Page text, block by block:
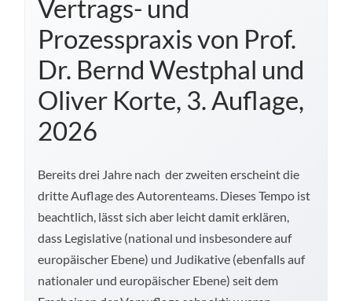
Vertrags- und
Prozesspraxis von Prof.
Dr. Bernd Westphal und
Oliver Korte, 3. Auflage,
2026
Bereits drei Jahre nach der zweiten erscheint die
dritte Auflage des Autorenteams. Dieses Tempo ist
beachtlich, lässt sich aber leicht damit erklären,
dass Legislative (national und insbesondere auf
europäischer Ebene) und Judikative (ebenfalls auf
nationaler und europäischer Ebene) seit dem